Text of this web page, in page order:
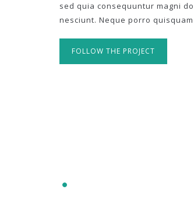
sed quia consequuntur magni
nesciunt. Neque porro
FOLLOW THE PROJECT